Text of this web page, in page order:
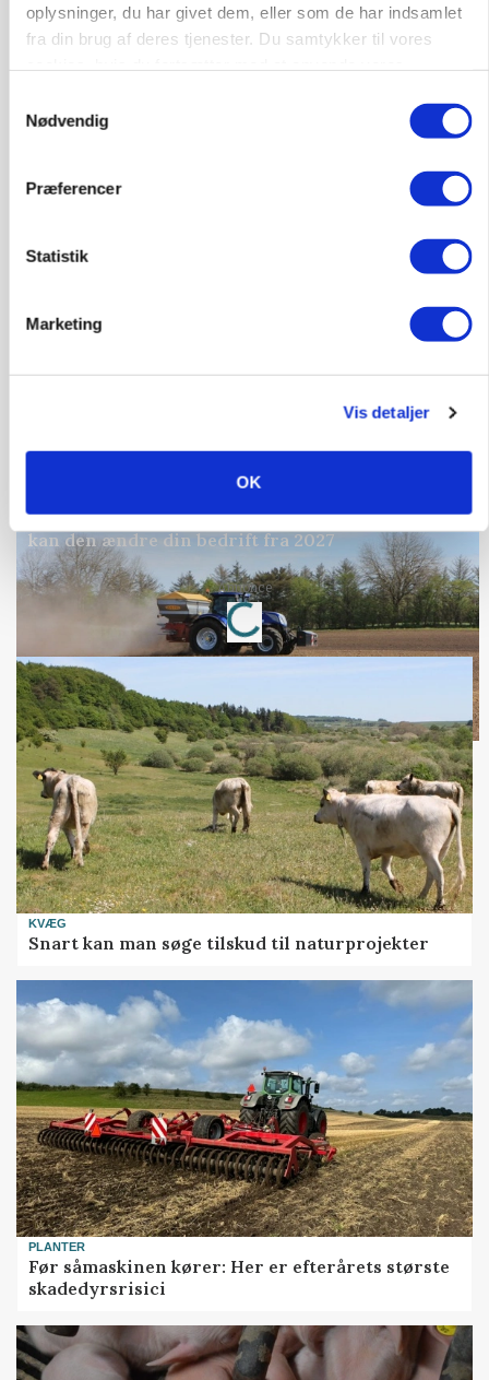
oplysninger, du har givet dem, eller som de har indsamlet
fra din brug af deres tjenester. Du samtykker til vores
Nødvendig
Præferencer
Statistik
Marketing
Vis detaljer
OK
Annonce
protestgruppe vil demonstrere mod ny
Annonce
Folketinget behandler ny gødskningslov: Sådan
kan den ændre din bedrift fra 2027
Annonce
Loading...
KVÆG
Snart kan man søge tilskud til naturprojekter
PLANTER
Før såmaskinen kører: Her er efterårets største
skadedyrsrisici